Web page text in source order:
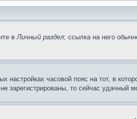
вЛичный раздел; ссылка на него
часовой пояс на тот, в
зарегистрированы, то сейчас удачный